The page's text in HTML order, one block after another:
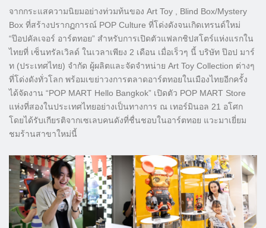
จากกระแสความนิยมอย่างท่วมท้นของ Art Toy , Blind Box/Mystery
Box ที่สร้างปรากฏการณ์ POP Culture ที่โด่งดังจนเกิดเทรนด์ใหม่
“ป๊อปคัลเจอร์ อาร์ตทอย” สำหรับการเปิดตัวแฟลกชิปสโตร์แห่งแรกใน
ไทยที่ เซ็นทรัลเวิลด์ ในเวลาเพียง 2 เดือน เมื่อเร็วๆ นี้ บริษัท ป๊อป มาร์
ท (ประเทศไทย) จำกัด ผู้ผลิตและจัดจำหน่าย Art Toy Collection ต่างๆ
ที่โด่งดังทั่วโลก พร้อมเขย่าวงการตลาดอาร์ตทอยในเมืองไทยอีกครั้ง
ได้จัดงาน “POP MART Hello Bangkok” เปิดตัว POP MART Store
แห่งที่สองในประเทศไทยอย่างเป็นทางการ ณ เทอร์มินอล 21 อโศก
โดยได้รับเกียรติจากเซเลบคนดังที่ชื่นชอบในอาร์ตทอย แวะมาเยี่ยม
ชมร้านสาขาใหม่นี้